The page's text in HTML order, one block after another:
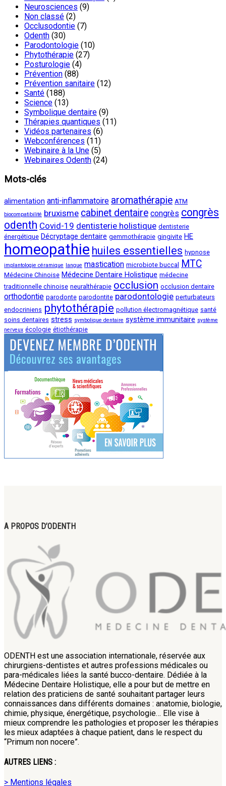
Neurosciences (9)
Non classé (2)
Occlusodontie (7)
Odenth (30)
Parodontologie (10)
Phytothérapie (27)
Posturologie (4)
Prévention (88)
Prévention sanitaire (12)
Santé (188)
Science (13)
Symbolique dentaire (9)
Thérapies quantiques (11)
Vidéos partenaires (6)
Webconférences (11)
Webinaire à la Une (5)
Webinaires Odenth (24)
Mots-clés
alimentation anti-inflammatoire aromathérapie ATM
biocompatibilité bruxisme cabinet dentaire congrès congrès
odenth Covid-19 dentisterie holistique dentisterie
énergétique Décryptage dentaire gemmothérapie gingivite HE
homeopathie huiles essentielles hypnose
implantologie céramique langue mastication microbiote buccal MTC
Médecine Chinoise Médecine Dentaire Holistique médecine
traditionnelle chinoise neuralthérapie occlusion occlusion dentaire
orthodontie parodonte parodontite parodontologie perturbateurs
endocriniens phytothérapie pollution électromagnétique santé
soins dentaires stress symbolique dentaire système immunitaire système
nerveux écologie étiothérapie
A PROPOS D’ODENTH
ODENTH est une association internationale, réservée aux
chirurgiens-dentistes et autres professions médicales ou
para-médicales liées la santé bucco-dentaire. Dédiée à la
Médecine Dentaire Holistique, elle a pour but de mettre en
relation des praticiens de santé souhaitant partager leurs
connaissances dans différents domaines : anatomie, biologie,
chimie, physique, énergétique, psychologie… Elle vise à
mieux comprendre les pathologies et proposer les thérapies
les mieux adaptées à chaque patient, dans le respect du
“Primum non nocere”.
AUTRES LIENS :
> Mentions légales